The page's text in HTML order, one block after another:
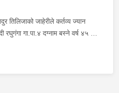
म.न.पा. वडा न. १३ बस्ने बर्ष
भई उपचारको लागी एलआईभ अस्पताल
र ट्रक चालक जिल्ला न.प.पुर्व देवचुली
तिलिजाको जाहेरीले कर्तव्य ज्यान
रघुगंगा गा.पा.४ दग्नाम बस्ने वर्ष ४५ को